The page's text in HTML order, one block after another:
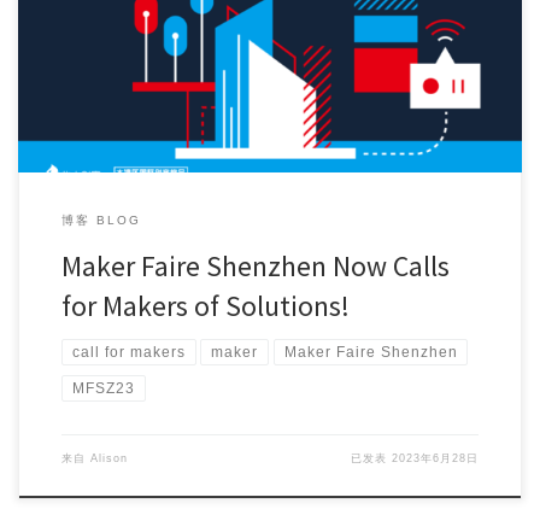
In a world of constant change and turbulence, wher […]
博客 BLOG
Maker Faire Shenzhen Now Calls
for Makers of Solutions!
call for makers maker Maker Faire Shenzhen
MFSZ23
来自 Alison 已发表2023年6月28日